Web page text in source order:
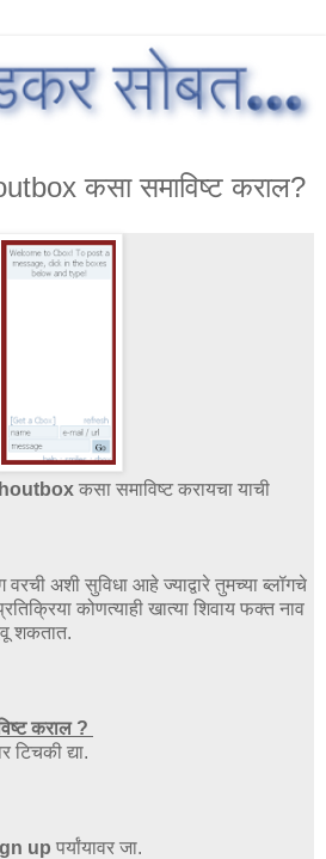
कसा समाविष्ट कराल?
कसा समाविष्ट करायचा याची
वरची अशी सुविधा आहे ज्याद्वारे तुमच्या ब्लॉगचे
कोणत्याही खात्या शिवाय फक्त नाव
शकतात.
कराल ?
टिचकी द्या.
up पर्यांयावर जा.